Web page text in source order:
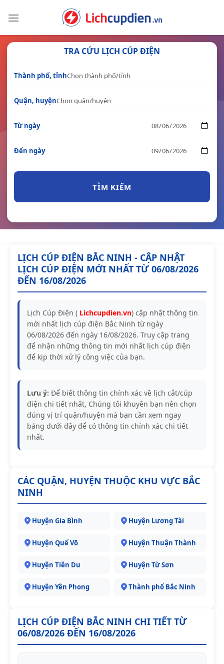
TRA CỨU LỊCH CÚP ĐIỆN
Thành phố, tỉnh
Quận, huyện
Từ ngày
Đến ngày
TÌM KIẾM
LỊCH CÚP ĐIỆN BẮC NINH - CẬP NHẬT
LỊCH CÚP ĐIỆN MỚI NHẤT TỪ 06/08/2026
ĐẾN 16/08/2026
Lịch Cúp Điện ( Lichcupdien.vn) cập nhật thông tin
mới nhất lịch cúp điện Bắc Ninh từ ngày
06/08/2026 đến ngày 16/08/2026. Truy cập trang
để nhận những thông tin mới nhất lịch cúp điện
để kịp thời xử lý công việc của bạn.
Lưu ý: Để biết thông tin chính xác về lịch cắt/cúp
điện chi tiết nhất, Chúng tôi khuyên bạn nên chọn
đúng vị trí quận/huyện mà bạn cần xem ngay
bảng dưới đây để có thông tin chính xác chi tiết
nhất.
CÁC QUẬN, HUYỆN THUỘC KHU VỰC BẮC
NINH
Huyện Gia Bình Huyện Lương Tài
Huyện Quế Võ Huyện Thuận Thành
Huyện Tiên Du Huyện Từ Sơn
Huyện Yên Phong Thành phố Bắc Ninh
LỊCH CÚP ĐIỆN BẮC NINH CHI TIẾT TỪ
06/08/2026 ĐẾN 16/08/2026